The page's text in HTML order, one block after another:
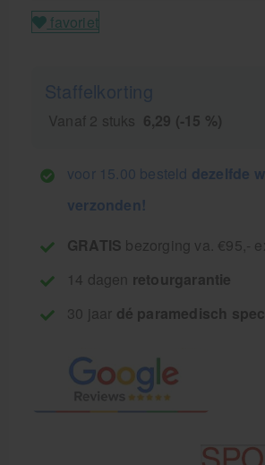
favoriet
Staffelkorting
Vanaf 2 stuks 6,29 (-15 %)
voor 15.00 besteld dezelfde
verzonden!
GRATIS bezorging va. €95,-
14 dagen retourgarantie
30 jaar dé paramedisch